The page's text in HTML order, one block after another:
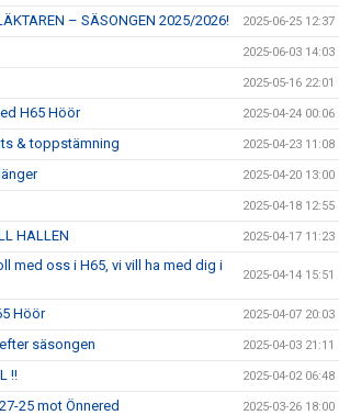
– SÄSONGEN 2025/2026! 2025-06-25 12:37
2025-06-03 14:03
2025-05-16 22:01
H65 Höör 2025-04-24 00:06
& toppstämning 2025-04-23 11:08
2025-04-20 13:00
2025-04-18 12:55
HALLEN 2025-04-17 11:23
med oss i H65, vi vill ha med dig i
2025-04-14 15:51
Höör 2025-04-07 20:03
säsongen 2025-04-03 21:11
!! 2025-04-02 06:48
25 mot Önnered 2025-03-26 18:00